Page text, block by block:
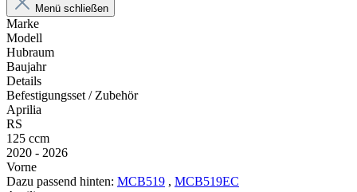
Menü schließen
Marke
Modell
Hubraum
Baujahr
Details
Befestigungsset / Zubehör
Aprilia
RS
125 ccm
2020 - 2026
Vorne
Dazu passend hinten: MCB519 , MCB519EC